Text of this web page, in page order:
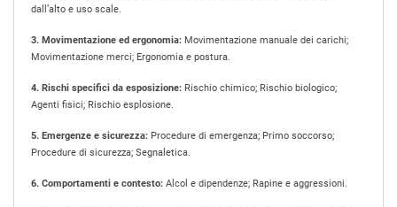
dall’alto e uso scale.
3. Movimentazione ed ergonomia: Movimentazione manuale dei carichi;
Movimentazione merci; Ergonomia e postura.
4. Rischi specifici da esposizione: Rischio chimico; Rischio biologico;
Agenti fisici; Rischio esplosione.
5. Emergenze e sicurezza: Procedure di emergenza; Primo soccorso;
Procedure di sicurezza; Segnaletica.
6. Comportamenti e contesto: Alcol e dipendenze; Rapine e aggressioni.